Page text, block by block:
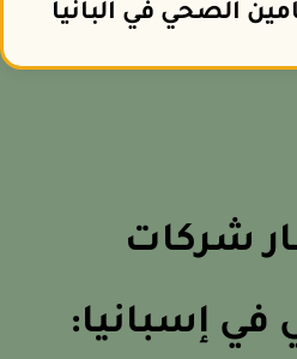
الصحي في ألبانيا
شركات
إسبانيا: